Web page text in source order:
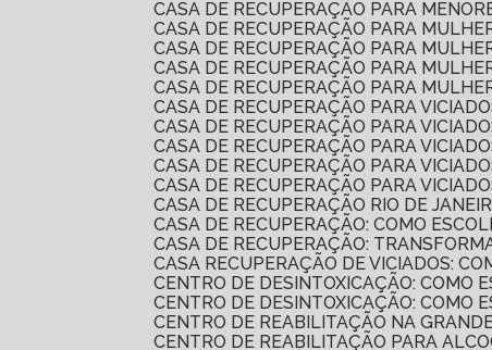
CASA DE RECUPERAÇÃO PARA
CASA DE RECUPERAÇÃO PARA
CASA DE RECUPERAÇÃO PARA
CASA DE RECUPERAÇÃO PARA
CASA DE RECUPERAÇÃO PARA
CASA DE RECUPERAÇÃO PARA
CASA DE RECUPERAÇÃO PARA
CASA DE RECUPERAÇÃO PARA
CASA DE RECUPERAÇÃO PARA
CASA DE RECUPERAÇÃO PARA
CASA DE RECUPERAÇÃO RIO DE
CASA DE RECUPERAÇÃO: COMO
CASA DE RECUPERAÇÃO:
CASA RECUPERAÇÃO DE VICIADOS:
CENTRO DE DESINTOXICAÇÃO:
CENTRO DE DESINTOXICAÇÃO:
CENTRO DE REABILITAÇÃO NA
CENTRO DE REABILITAÇÃO PARA